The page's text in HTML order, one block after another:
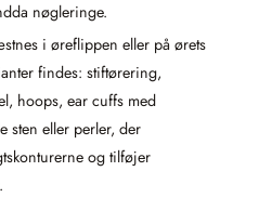
nøgleringe.
i øreflippen eller på ørets
findes: stiftørering,
hoops, ear cuffs med
sten eller perler, der
og tilføjer